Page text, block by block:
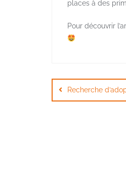
places à des
Pour découvrir
deRecherche